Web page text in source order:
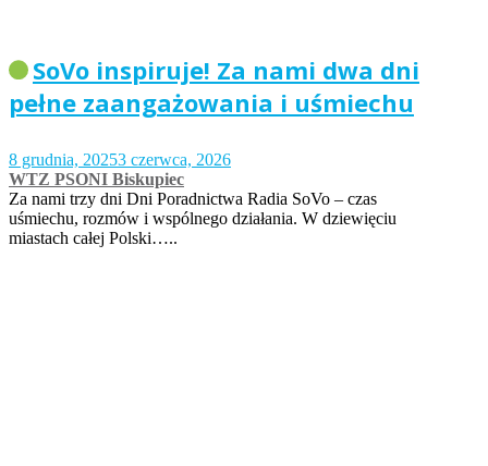
SoVo inspiruje! Za nami dwa dni
pełne zaangażowania i uśmiechu
8 grudnia, 20253 czerwca, 2026
WTZ PSONI Biskupiec
Za nami trzy dni Dni Poradnictwa Radia SoVo – czas
uśmiechu, rozmów i wspólnego działania. W dziewięciu
miastach całej Polski…..